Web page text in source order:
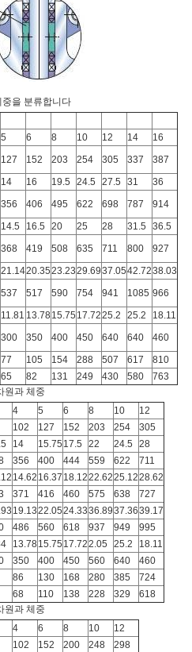
을 분류합니다
5 6 8 10 12 14
16
127 152 203 254 305 337
387
14 16 19.5 24.5 27.5 31
36
356 406 495 622 698 787
914
14.5 16.5 20 25 28 31.5
36.5
368 419 508 635 711 800
927
21.1420.3523.2329.6937.0542.7238.03
537 517 590 754 941 1085 966
11.81 13.7815.75 17.7225.2 25.2
18.11
300 350 400 450 640 640
460
77 105 154 288 507 617
810
65 82 131 249 430 580
763
원과 체중
4 5 6 8 10
12
102 127 152 203 254
305
14 15.75 17.5 22 24.5
28
356 400 444 559 622
711
14.62 16.37 18.1222.6225.1228.62
371 416 460 575 638
727
19.1322.0524.3336.8937.3639.17
486 560 618 937 949 995
13.7815.75 17.722.05 25.2
18.11
350 400 450 560 640
460
86 130 168 280 385
724
68 110 138 228 329
618
원과 체중
4 6 8 10
12
102 152 200 248
298